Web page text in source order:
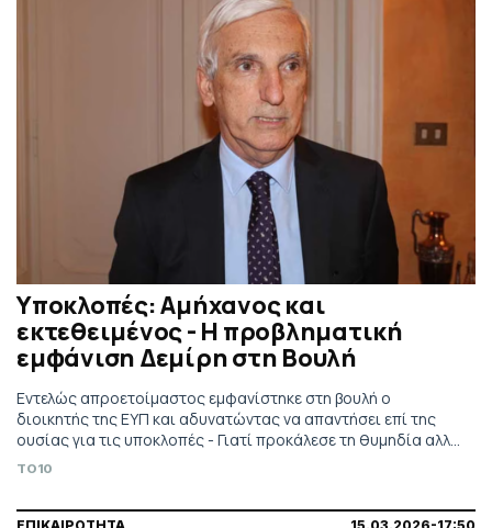
Υποκλοπές: Αμήχανος και
εκτεθειμένος - Η προβληματική
εμφάνιση Δεμίρη στη Βουλή
Εντελώς απροετοίμαστος εμφανίστηκε στη βουλή ο
διοικητής της ΕΥΠ και αδυνατώντας να απαντήσει επί της
ουσίας για τις υποκλοπές - Γιατί προκάλεσε τη θυμηδία αλλά
και τον θυμό των παριστάμενων βουλευτών
TO10